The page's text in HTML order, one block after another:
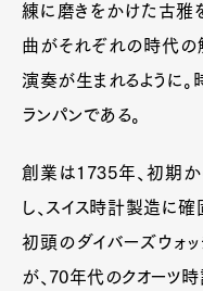
練に磨きをかけた古雅
曲がそれぞれの時代の
演奏が生まれるように。
ランパンである。
創業は1735年、初期か
し、スイス時計製造に
初頭のダイバーズウォ
が、70年代のクオーツ